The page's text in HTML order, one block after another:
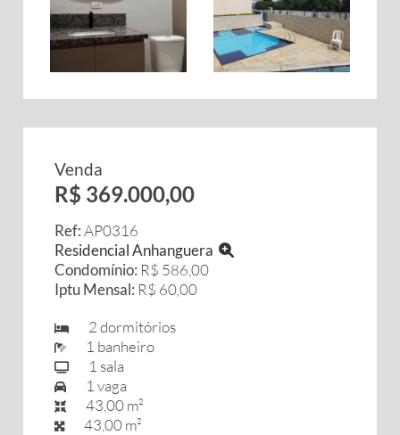
Venda
R$ 369.000,00
Ref:AP0316
Residencial Anhanguera
Condomínio: R$ 586,00
Iptu Mensal: R$ 60,00
2 dormitórios
1 banheiro
1 sala
1 vaga
43,00 m²
43,00 m²